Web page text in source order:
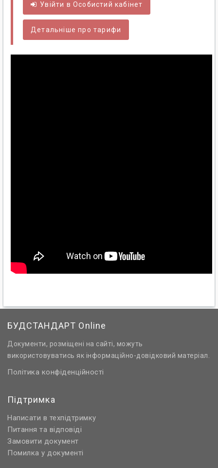
Увійти вОсобистий кабінет
Детальніше про тарифи
БУДСТАНДАРТ Online
Документи, розміщені на сайті, можуть
використовуватись як інформаційно-довідковий матеріал.
Політика конфіденційності
Підтримка
Написати в техпідтримку
Питання та відповіді
Замовити документ
Помилка у документі